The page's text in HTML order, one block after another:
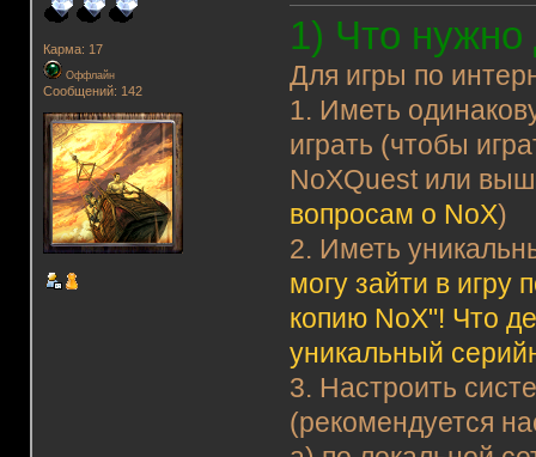
Карма: 17
Оффлайн
Сообщений: 142
1) Что нужно
Для игры по
1. Иметь
играть (чтобы
NoXQuest или
вопросам о NoX)
2. Иметь
могу зайти в
копию NoX"! Что
уникальный
3. Настроить
(рекомендуется